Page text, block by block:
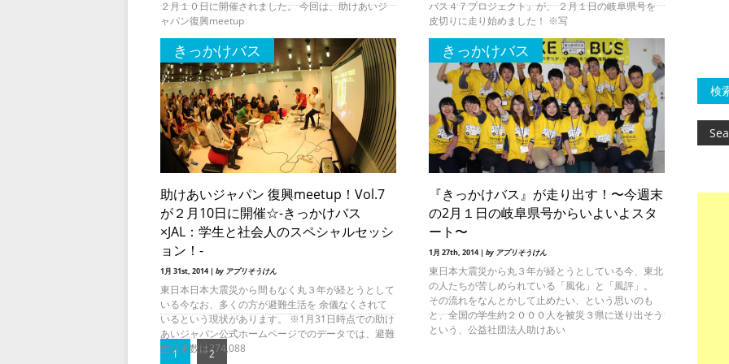
２月１０日に開催されました。 今回は、助けあいジ
ャパン復興meetup
バス４７プロジェクト』が、 ２月１日の岐阜県号を
皮切りに走り始めました！ ※写
きっかけバス
助けあいジャパン 復興meetup！Vol.7
が２月10日に開催☆-きっかけバス
×JAL：学生と社会人のスペシャルセッシ
ョン！-
1月 31st, 2014 | by アプリそうけん
東日本日本大震災から間もなく丸３年が経とうとして
いる今なお、多くの方が避難生活を 余儀なくされて
いるという現状があります。 ※1月31日時点での助け
あいジャパン公式ホームページでのデータでは、避難
生活者数は274,088
きっかけバス
『きっかけバス』が走り出す！〜今週末
の2月１日の岐阜県号からいよいよスタ
ート〜
1月 27th, 2014 | by アプリそうけん
東日本大震災から丸３年が経とうとしている今、東北
の人たちが苦しめられている「風化」と「風評」。
その流れをなんとかして止めたい、という思いのも
と、全国の学生約２０００人を被災３県に送り出そう
という、公益社団法人助けあい
1
2
検